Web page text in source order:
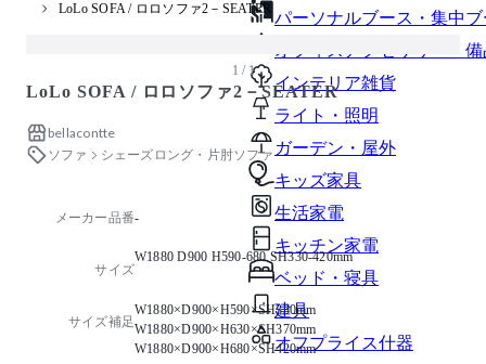
パーソナルブース・集中
オフィスアクセサリー・備
インテリア雑貨
ライト・照明
ガーデン・屋外
キッズ家具
生活家電
キッチン家電
ベッド・寝具
建具
オフプライス什器
LoLo SOFA / ロロソファ2－SEATER
1 / 1
LoLo SOFA / ロロソファ2－SEATER
bellacontte
ソファ
シェーズロング・片肘ソファ
メーカー品番-
サイズ
W1880 D900 H590-680 SH330-420mm
サイズ補足
W1880×D900×H590×SH330mm
W1880×D900×H630×SH370mm
W1880×D900×H680×SH420mm